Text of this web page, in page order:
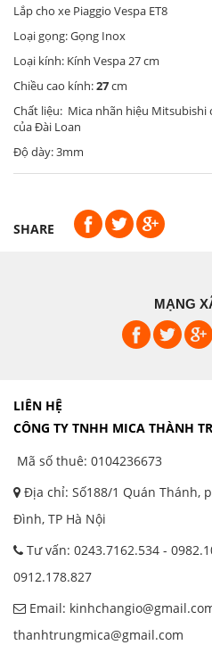
Lắp cho xe Piaggio Vespa ET8
Loại gọng: Gọng Inox
Loại kính: Kính Vespa 27 cm
Chiều cao kính:27cm
Chất liệu: Mica nhãn hiệu Mitsubishi
của Đài Loan
Độ dày: 3mm
SHARE
MẠNG
LIÊN HỆ
CÔNG TY TNHH MICA THÀNH
Mã số thuê: 0104236673
Địa chỉ: Số188/1 Quán Thánh,
Đình, TP Hà Nội
Tư vấn: 0243.7162.534 -
0912.178.827
Email:
thanhtrungmica@gmail.com